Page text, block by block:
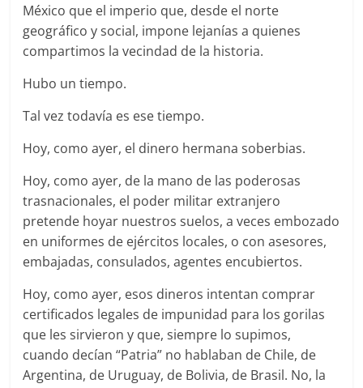
México que el imperio que, desde el norte
geográfico y social, impone lejanías a quienes
compartimos la vecindad de la historia.
Hubo un tiempo.
Tal vez todavía es ese tiempo.
Hoy, como ayer, el dinero hermana soberbias.
Hoy, como ayer, de la mano de las poderosas
trasnacionales, el poder militar extranjero
pretende hoyar nuestros suelos, a veces embozado
en uniformes de ejércitos locales, o con asesores,
embajadas, consulados, agentes encubiertos.
Hoy, como ayer, esos dineros intentan comprar
certificados legales de impunidad para los gorilas
que les sirvieron y que, siempre lo supimos,
cuando decían “Patria” no hablaban de Chile, de
Argentina, de Uruguay, de Bolivia, de Brasil. No, la